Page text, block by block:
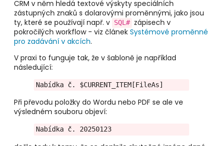
CRM v něm hledá textové výskyty speciálních
zástupných znaků s dolarovými proměnnými, jako jsou
ty, které se používají např. v SQL# zápisech v
pokročilých workflow - viz článek Systémové proměnné
pro zadávání v akcích.
V praxi to funguje tak, že v šabloně je například
následující:
Nabídka č. $CURRENT_ITEM[FileAs]
Při převodu položky do Wordu nebo PDF se ale ve
výsledném souboru objeví:
Nabídka č. 20250123